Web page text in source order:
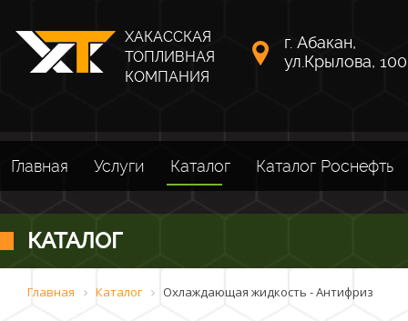
ХАКАССКАЯ
ТОПЛИВНАЯ
КОМПАНИЯ
г. Абакан,
ул.Крылова,
Главная Услуги Каталог Каталог Роснефть
КАТАЛОГ
Главная Каталог Охлаждающая жидкость - Антифриз